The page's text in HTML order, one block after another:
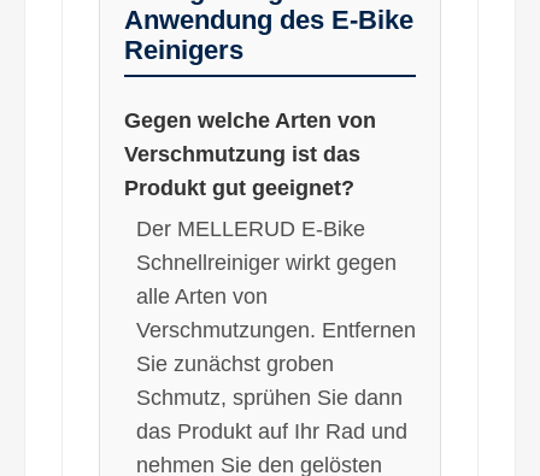
Anwendung des E-Bike
Reinigers
Gegen welche Arten von
Verschmutzung ist das
Produkt gut geeignet?
Der MELLERUD E-Bike
Schnellreiniger wirkt gegen
alle Arten von
Verschmutzungen. Entfernen
Sie zunächst groben
Schmutz, sprühen Sie dann
das Produkt auf Ihr Rad und
nehmen Sie den gelösten